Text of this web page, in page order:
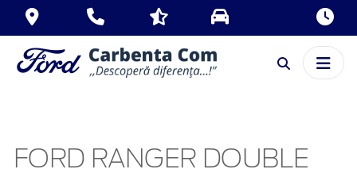
FORD RANGER DOUBLE